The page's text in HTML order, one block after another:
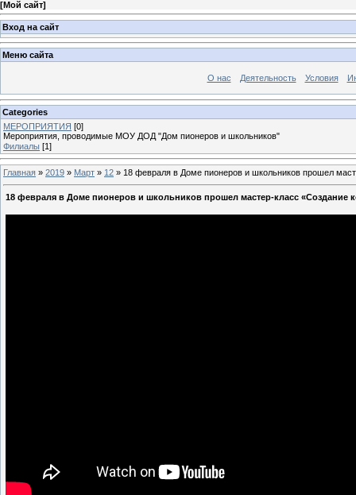
[Мой сайт]
Вход на сайт
Меню сайта
О нас Деятельность Условия
Categories
МЕРОПРИЯТИЯ [0]
Мероприятия, проводимые МОУ ДОД "Дом пионеров и школьников"
Филиалы [1]
Главная » 2019 » Март » 12 » 18 февраля в Доме пионеров и школьников прошел
18 февраля в Доме пионеров и школьников прошел мастер-класс «Создание